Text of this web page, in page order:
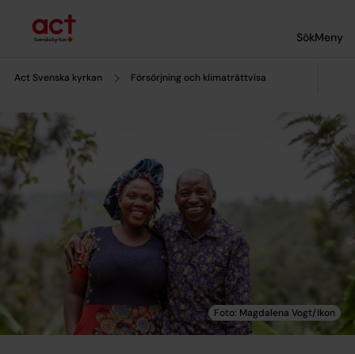
SökMeny
Act Svenska kyrkan Försörjning och klimaträttvisa